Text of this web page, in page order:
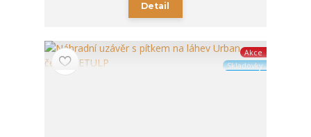
Detail
Akce
Skladovky